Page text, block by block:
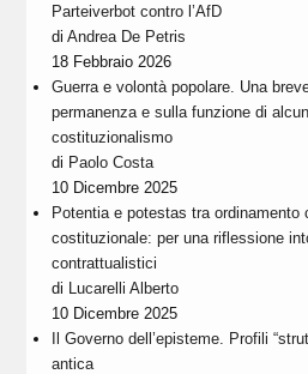
Parteiverbot contro l’AfD
diAndrea De Petris
18 Febbraio 2026
Guerra e volontà popolare. Una
permanenza e sulla funzione di
costituzionalismo
di Paolo Costa
10 Dicembre 2025
Potentia e potestas tra ordinamento
costituzionale: per una riflessione
contrattualistici
di Lucarelli Alberto
10 Dicembre 2025
Il Governo dell’episteme. Profili
antica